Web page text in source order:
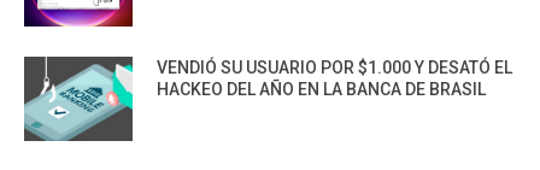
VENDIÓ SU USUARIO POR $1.000 Y DESATÓ EL
HACKEO DEL AÑO EN LA BANCA DE BRASIL